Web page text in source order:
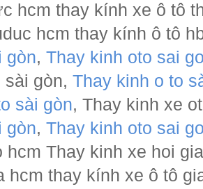
hcm thay kính xe ô tô
hcm thay kính ô tô
gòn, Thay kinh oto sai
sài gòn, Thay kinh o to
sài gòn, Thay kinh xe
gòn, Thay kinh oto sai
hcm Thay kinh xe hoi
hcm thay kính xe ô tô